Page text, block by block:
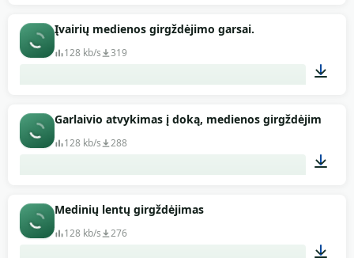
Įvairių medienos girgždėjimo garsai.
128 kb/s 319
00:57
Garlaivio atvykimas į doką, medienos girgždėjimas
128 kb/s 288
Medinių lentų girgždėjimas
128 kb/s 276